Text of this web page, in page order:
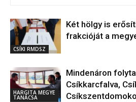
CSÍKI RMDSZ
Két hölgy is
frakcióját a
HARGITA MEGYE
TANÁCSA
Mindenáron
Csíkkarcfalva,